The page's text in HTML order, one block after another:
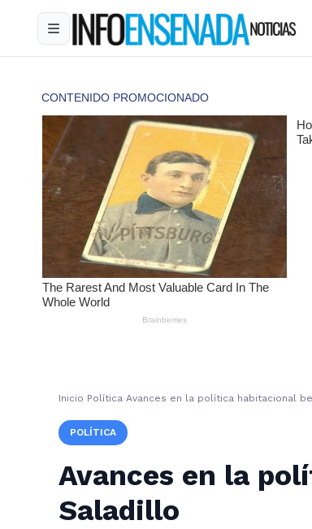
Inicio ›Política›Avances en la política habitacional
POLÍTICA
Avances en la
Saladillo